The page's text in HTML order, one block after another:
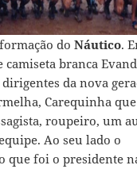
do Náutico.
camiseta branca
da nova
Carequinha
roupeiro, um
Ao seu lado o
que foi o presidente